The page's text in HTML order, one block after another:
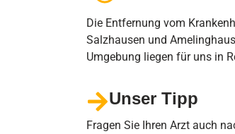
Die Entfernung vom
Salzhausen und
Umgebung liegen für uns in
Unser Tipp
Fragen Sie Ihren Arzt auch